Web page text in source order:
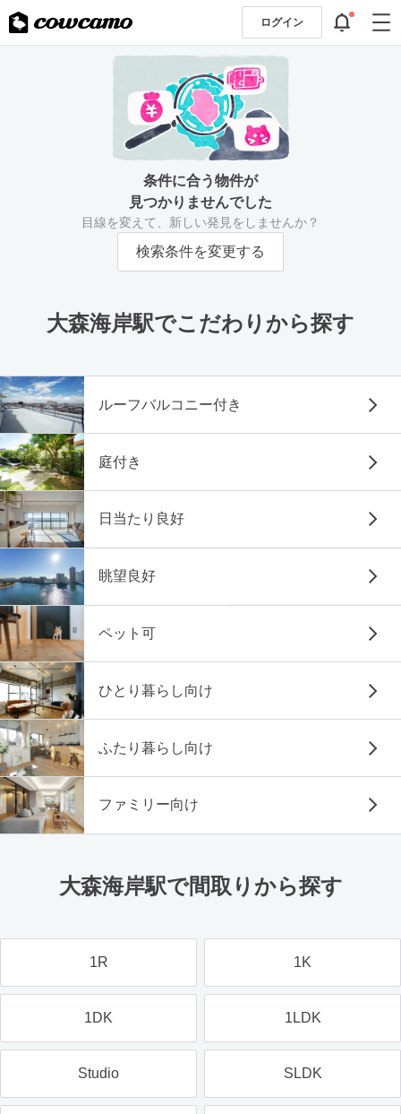
ログイン
条件に合う物件が
見つかりませんでした
目線を変えて、新しい発見をしませんか？
検索条件を変更する
大森海岸駅でこだわりから探す
ルーフバルコニー付き
庭付き
日当たり良好
眺望良好
ペット可
ひとり暮らし向け
ふたり暮らし向け
ファミリー向け
大森海岸駅で間取りから探す
1R 1K
1DK 1LDK
Studio SLDK